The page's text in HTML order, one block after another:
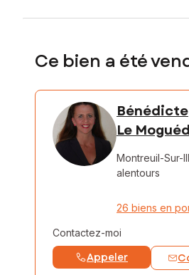
Ce bien a été
Bénédicte
Le
Montreuil-Sur-
alentours
26 biens en
Contactez-moi
Appeler